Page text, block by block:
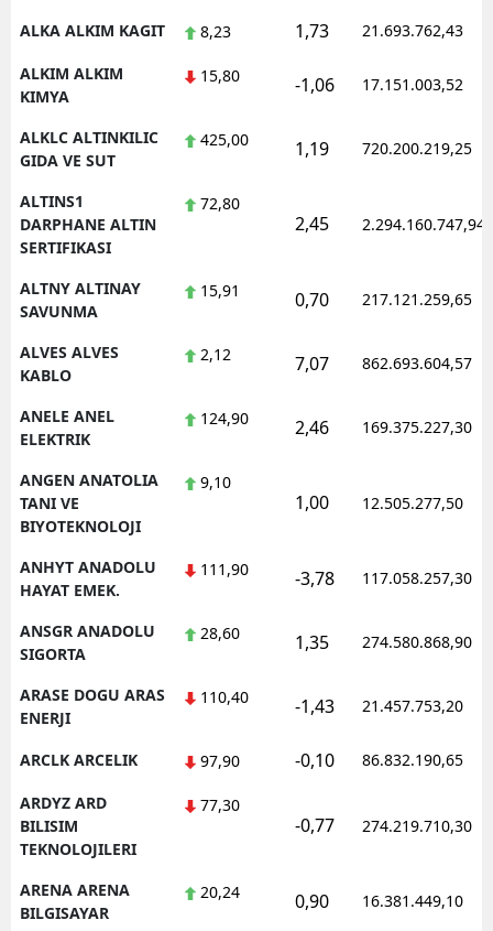
ALKA ALKIM KAGIT 8,23 1,73 21.693.762,43
ALKIM ALKIM
KIMYA
15,80 -1,06 17.151.003,52
ALKLC ALTINKILIC
GIDA VE SUT
425,00 1,19 720.200.219,25
ALTINS1
DARPHANE ALTIN
SERTIFIKASI
72,80
2,45 2.294.160.747,94
ALTNY ALTINAY
SAVUNMA
15,91 0,70 217.121.259,65
ALVES ALVES
KABLO
2,12 7,07 862.693.604,57
ANELE ANEL
ELEKTRIK
124,90 2,46 169.375.227,30
ANGEN ANATOLIA
TANI VE
BIYOTEKNOLOJI
9,10
1,00 12.505.277,50
ANHYT ANADOLU
HAYAT EMEK.
111,90 -3,78 117.058.257,30
ANSGR ANADOLU
SIGORTA
28,60 1,35 274.580.868,90
ARASE DOGU ARAS
ENERJI
110,40 -1,43 21.457.753,20
ARCLK ARCELIK 97,90 -0,10 86.832.190,65
ARDYZ ARD
BILISIM
TEKNOLOJILERI
77,30
-0,77 274.219.710,30
ARENA ARENA
BILGISAYAR
20,24 0,90 16.381.449,10